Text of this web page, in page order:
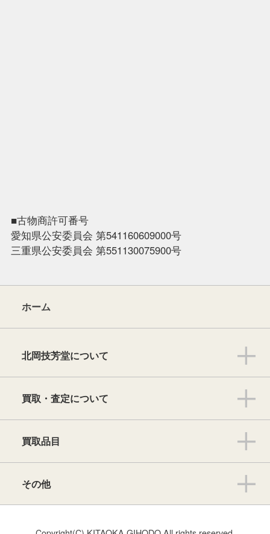
■古物商許可番号
愛知県公安委員会 第541160609000号
三重県公安委員会 第551130075900号
ホーム
北岡技芳堂について
買取・査定について
買取品目
その他